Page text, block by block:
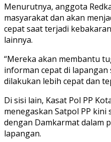
Menurutnya, anggota
masyarakat dan akan
cepat saat terjadi
lainnya.
“Mereka akan membantu
informan cepat di
dilakukan lebih cepat dan
Di sisi lain, Kasat Pol PP
menegaskan Satpol PP
dengan Damkarmat dalam
lapangan.